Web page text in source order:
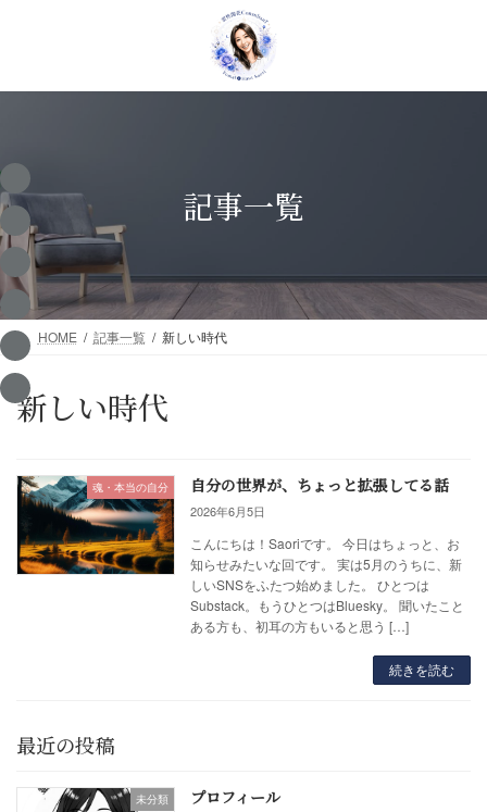
キ
ッ
プ
に
移
動
記事一覧
HOME 記事一覧 新しい時代
新しい時代
魂・本当の自分 自分の世界が、ちょっと拡張してる話
2026年6月5日
こんにちは！Saoriです。 今日はちょっと、お
知らせみたいな回です。 実は5月のうちに、新
しいSNSをふたつ始めました。 ひとつは
Substack。もうひとつはBluesky。 聞いたこと
ある方も、初耳の方もいると思う […]
続きを読む
最近の投稿
未分類 プロフィール